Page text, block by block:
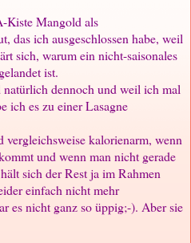
Kiste Mangold als
das ich ausgeschlossen habe, weil
sich, warum ein nicht-saisonales
ist.
dennoch und weil ich mal
ich es zu einer Lasagne
vergleichsweise kalorienarm, wenn
und wenn man nicht gerade
sich der Rest ja im Rahmen
einfach nicht mehr
es nicht ganz so üppig;-). Aber sie